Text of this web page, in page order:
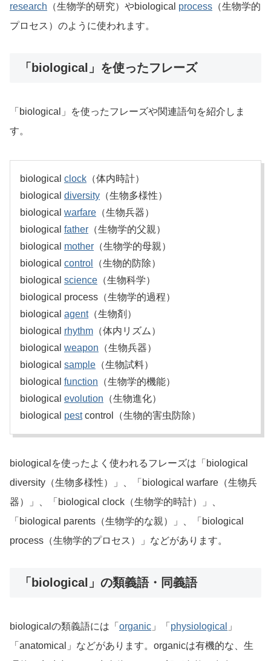
research （生物学的研究）やbiological process （生物学的
プロセス）のように使われます。
「biological」を使ったフレーズ
「biological」を使ったフレーズや関連語句を紹介しま
す。
biological clock （体内時計）
biological diversity （生物多様性）
biological warfare （生物兵器）
biological father （生物学的父親）
biological mother （生物学的母親）
biological control
（生物的防除）
biological science （生物科学）
biological process（生物学的過程）
biological agent（生物剤）
biological rhythm （体内リズム）
biological weapon （生物兵器）
biological sample （生物試料）
biological function （生物学的機能）
biological evolution （生物進化）
biological pestcontrol（生物的害虫防除）
biologicalを使ったよく使われるフレーズは「biological
diversity（生物多様性）」、「biological warfare（生物兵
器）」、「biological clock（生物学的時計）」、
「biological parents（生物学的な親）」、「biological
process（生物学的プロセス）」などがあります。
「biological」の類義語・同義語
biologicalの類義語には「 organic 」「 physiological
」
「anatomical」などがあります。organicは有機的な、生